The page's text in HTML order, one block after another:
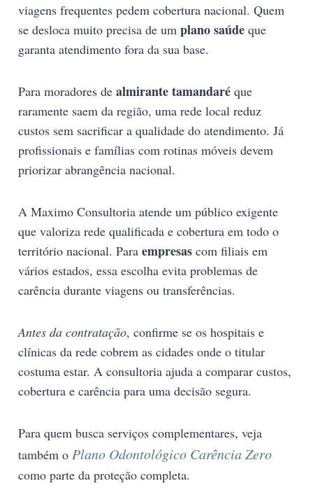
viagens frequentes pedem cobertura nacional. Quem
se desloca muito precisa de um plano saúde que
garanta atendimento fora da sua base.
Para moradores de almirante tamandaré que
raramente saem da região, uma rede local reduz
custos sem sacrificar a qualidade do atendimento. Já
profissionais e famílias com rotinas móveis devem
priorizar abrangência nacional.
A Maximo Consultoria atende um público exigente
que valoriza rede qualificada e cobertura em todo o
território nacional. Para empresas com filiais em
vários estados, essa escolha evita problemas de
carência durante viagens ou transferências.
Antes da contratação, confirme se os hospitais e
clínicas da rede cobrem as cidades onde o titular
costuma estar. A consultoria ajuda a comparar custos,
cobertura e carência para uma decisão segura.
Para quem busca serviços complementares, veja
também o Plano Odontológico Carência Zero
como parte da proteção completa.